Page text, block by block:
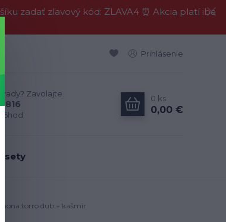
zadať zľavový kód: ZLAVA4 ⏰ Akcia platí iba
Prihlásenie
rady? Zavolajte.
816
0 ks
0,00 €
sety
torro dub + kašmír